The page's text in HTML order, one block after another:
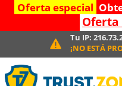
Oferta especial
Tu IP:
¡NO ESTÁ